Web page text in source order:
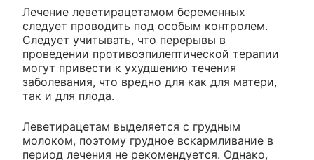
Лечение леветирацетамом беременных
следует проводить под особым контролем.
Следует учитывать, что перерывы в
проведении противоэпилептической терапии
могут привести к ухудшению течения
заболевания, что вредно для как для матери,
так и для плода.
Леветирацетам выделяется с грудным
молоком, поэтому грудное вскармливание в
период лечения не рекомендуется. Однако,